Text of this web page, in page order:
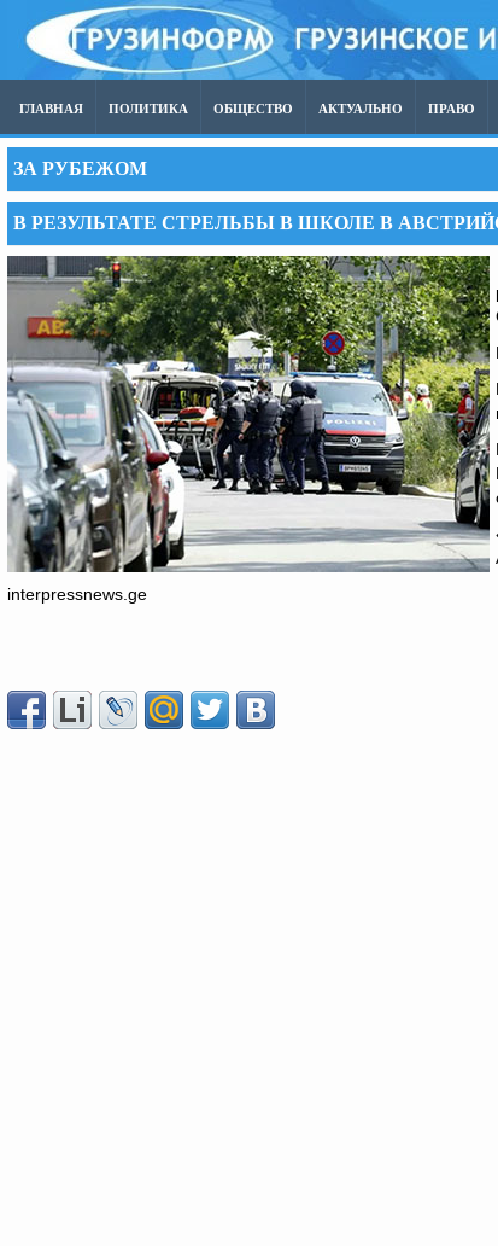
ГЛАВНАЯ ПОЛИТИКА ОБЩЕСТВО АКТУАЛЬНО ПРАВО
ЗА РУБЕЖОМ
В РЕЗУЛЬТАТЕ СТРЕЛЬБЫ В ШКОЛЕ В
interpressnews.ge